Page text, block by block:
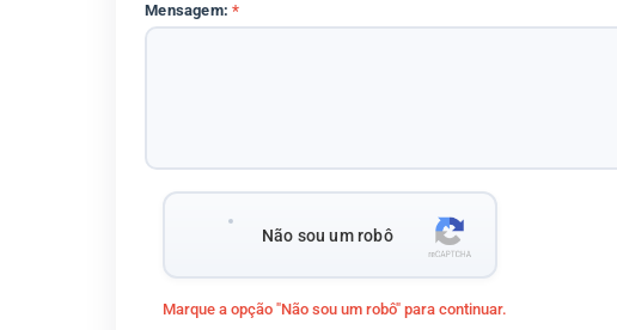
Mensagem:*
Não sou um robô
Marque a opção "Não sou um robô" para continuar.